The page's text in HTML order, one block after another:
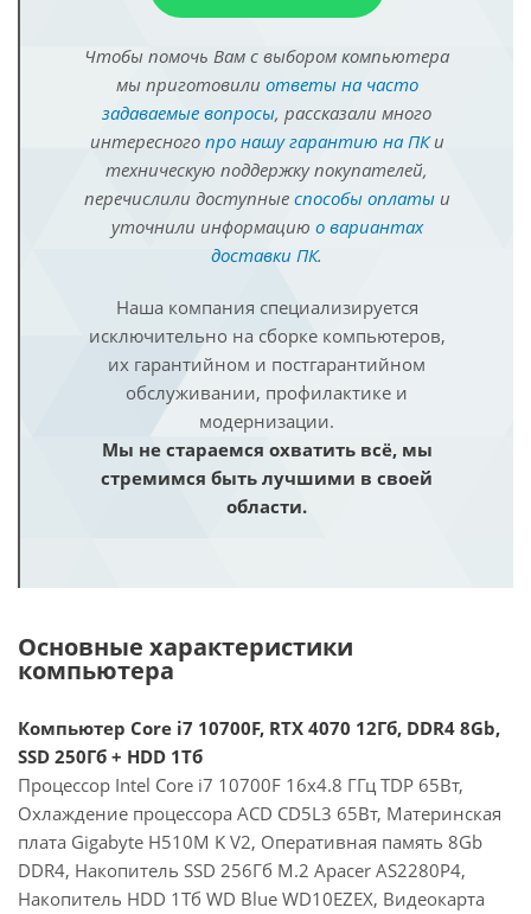
Чтобы помочь Вам с выбором компьютера
мы приготовили ответы на часто
задаваемые вопросы, рассказали много
интересного про нашу гарантию на ПКи
техническую поддержку покупателей,
перечислили доступные способы оплатыи
уточнили информацию о вариантах
доставки ПК.
Наша компания специализируется
исключительно на сборке компьютеров,
их гарантийном и постгарантийном
обслуживании, профилактике и
модернизации.
Мы не стараемся охватить всё, мы
стремимся быть лучшими в своей
области.
Основные характеристики
компьютера
Компьютер Core i7 10700F, RTX 4070 12Гб, DDR4 8Gb,
SSD 250Гб + HDD 1Тб
Процессор Intel Core i7 10700F 16x4.8 ГГц TDP 65Вт,
Охлаждение процессора ACD CD5L3 65Вт, Материнская
плата Gigabyte H510M K V2, Оперативная память 8Gb
DDR4, Накопитель SSD 256Гб M.2 Apacer AS2280P4,
Накопитель HDD 1Тб WD Blue WD10EZEX, Видеокарта